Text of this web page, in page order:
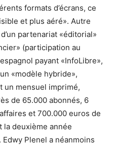
formats d’écrans, ce
et plus aéré». Autre
partenariat «éditorial»
(participation au
payant «InfoLibre»,
«modèle hybride»,
un mensuel imprimé,
de 65.000 abonnés, 6
et 700.000 euros de
la deuxième année
Plenel a néanmoins